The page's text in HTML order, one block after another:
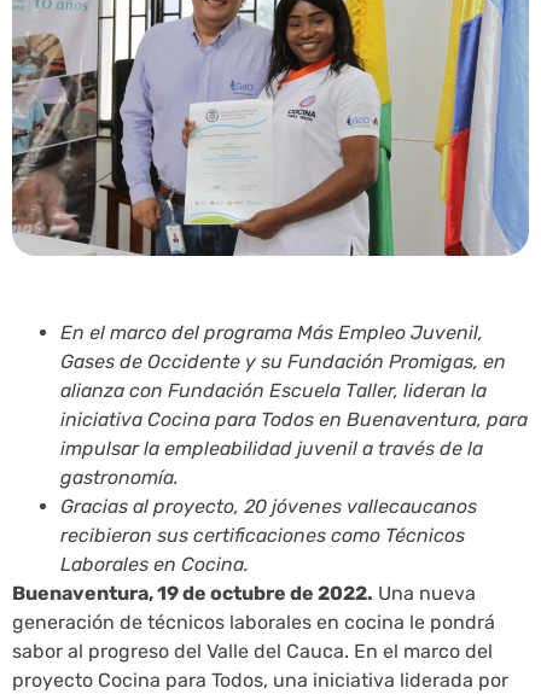
En el marco del programa Más Empleo Juvenil,
Gases de Occidente y su Fundación Promigas, en
alianza con Fundación Escuela Taller, lideran la
iniciativa Cocina para Todos en Buenaventura, para
impulsar la empleabilidad juvenil a través de la
gastronomía.
Gracias al proyecto, 20 jóvenes vallecaucanos
recibieron sus certificaciones como Técnicos
Laborales en Cocina.
Buenaventura, 19 de octubre de 2022. Una nueva
generación de técnicos laborales en cocina le pondrá
sabor al progreso del Valle del Cauca. En el marco del
proyecto Cocina para Todos, una iniciativa liderada por